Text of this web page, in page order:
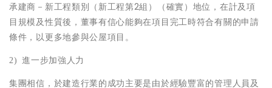
承建商－新工程類別（新工程第2組）（確實）地位，在計及項
目規模及性質後，董事有信心能夠在項目完工時符合有關的申請
條件，以更多地參與公屋項目。
2)進一步加強人力
集團相信，於建造行業的成功主要是由於經驗豐富的管理人員及